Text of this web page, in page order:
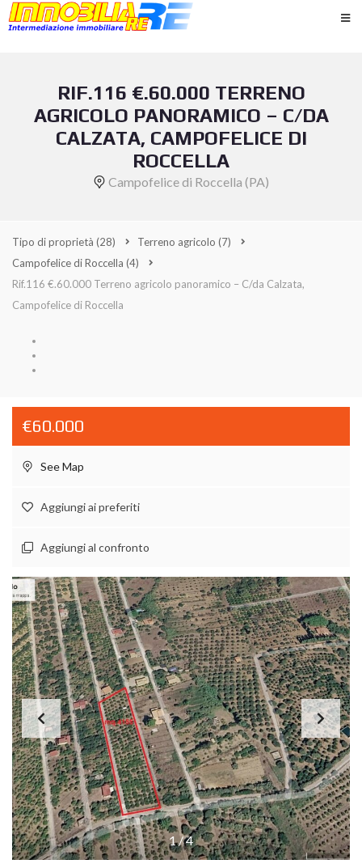
RIF.116 €.60.000 TERRENO
AGRICOLO PANORAMICO – C/DA
CALZATA, CAMPOFELICE DI
ROCCELLA
Campofelice di Roccella (PA)
Tipo di proprietà (28) Terreno agricolo (7)
Campofelice di Roccella (4)
Rif.116 €.60.000 Terreno agricolo panoramico – C/da Calzata,
Campofelice di Roccella
€60.000
See Map
Aggiungi ai preferiti
Aggiungi al confronto
1/4